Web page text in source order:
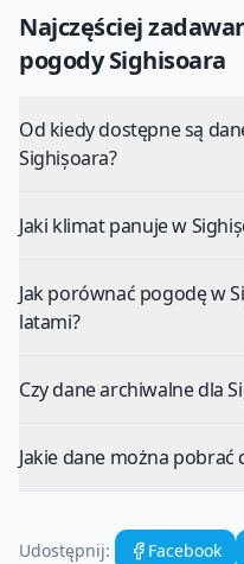
Najczęściej
pogodySighisoara
Od kiedy dostępne są
Sighișoara?
Jaki klimat panuje w
Jak porównać pogodę w
latami?
Czy dane archiwalne dla
Jakie dane można pobrać
Udostępnij: Facebook